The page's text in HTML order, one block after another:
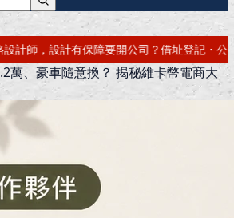
公司設立・工商登記一次辦好 記帳報稅・節
萬、豪車隨意換？ 揭秘維卡幣電商大